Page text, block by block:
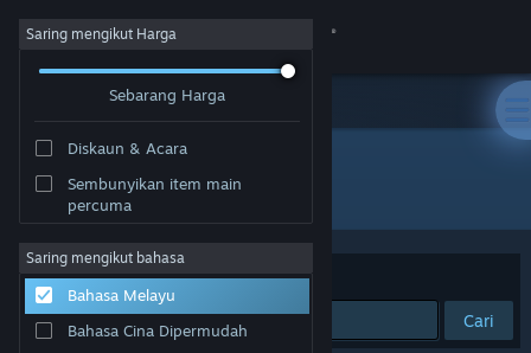
Sign in
Tentang
Sokongan
Saring mengikut Harga
Sebarang Harga
Diskaun & Acara
Sembunyikan item main
percuma
Saring mengikut bahasa
Bahasa Melayu
Bahasa Cina Dipermudah
Penerbit: btf
Susun mengikut Perkaitan
Cari